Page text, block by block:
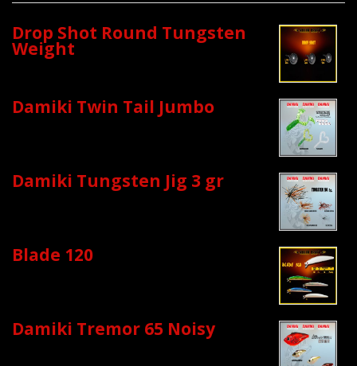
Drop Shot Round Tungsten
Weight
Damiki Twin Tail Jumbo
Damiki Tungsten Jig 3 gr
Blade 120
Damiki Tremor 65 Noisy